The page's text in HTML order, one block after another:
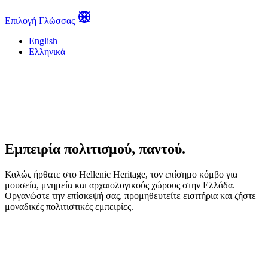
Επιλογή Γλώσσας
English
Ελληνικά
Εμπειρία πολιτισμού, παντού.
Καλώς ήρθατε στο Hellenic Heritage, τον επίσημο κόμβο για
μουσεία, μνημεία και αρχαιολογικούς χώρους στην Ελλάδα.
Οργανώστε την επίσκεψή σας, προμηθευτείτε εισιτήρια και ζήστε
μοναδικές πολιτιστικές εμπειρίες.